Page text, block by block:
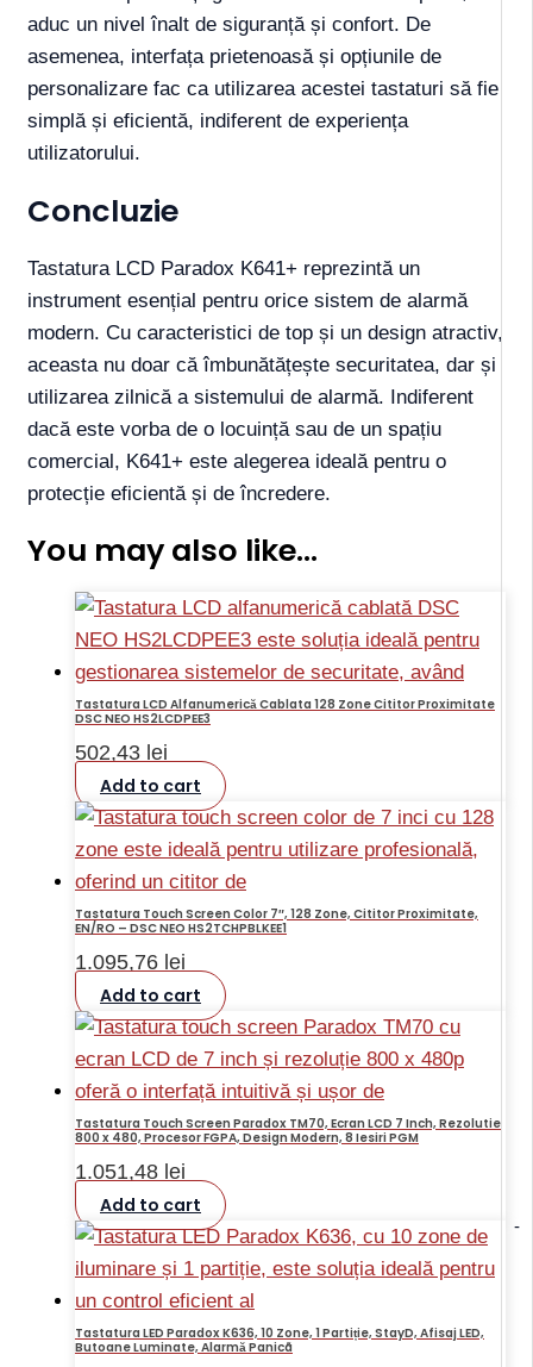
-
aduc un nivel înalt de siguranță și confort. De
asemenea, interfața prietenoasă și opțiunile de
personalizare fac ca utilizarea acestei tastaturi să fie
simplă și eficientă, indiferent de experiența
utilizatorului.
Concluzie
Tastatura LCD Paradox K641+ reprezintă un
instrument esențial pentru orice sistem de alarmă
modern. Cu caracteristici de top și un design atractiv,
aceasta nu doar că îmbunătățește securitatea, dar și
utilizarea zilnică a sistemului de alarmă. Indiferent
dacă este vorba de o locuință sau de un spațiu
comercial, K641+ este alegerea ideală pentru o
protecție eficientă și de încredere.
You may also like…
Tastatura LCD Alfanumerică Cablata 128 Zone Cititor Proximitate
DSC NEO HS2LCDPEE3
502,43 lei
Add to cart
Tastatura Touch Screen Color 7″, 128 Zone, Cititor Proximitate,
EN/RO – DSC NEO HS2TCHPBLKEE1
1.095,76 lei
Add to cart
Tastatura Touch Screen Paradox TM70, Ecran LCD 7 Inch, Rezolutie
800 x 480, Procesor FGPA, Design Modern, 8 Iesiri PGM
1.051,48 lei
Add to cart
Tastatura LED Paradox K636, 10 Zone, 1 Partiție, StayD, Afisaj LED,
Butoane Luminate, Alarmă Panicã